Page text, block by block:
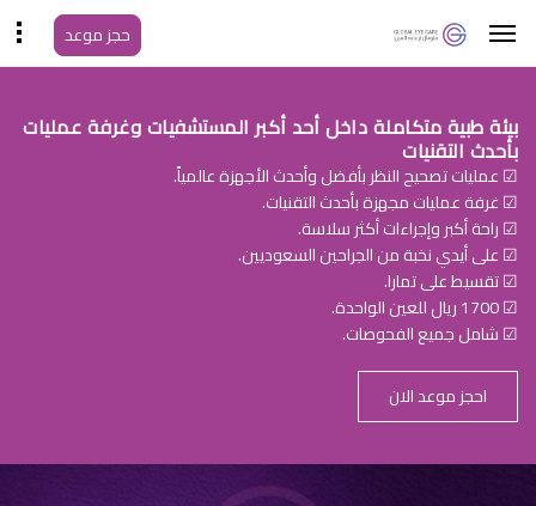
حجز موعد
بيئة طبية متكاملة داخل أحد أكبر المستشفيات وغرفة عمليات
بأحدث التقنيات
☑ عمليات تصحيح النظر بأفضل وأحدث الأجهزة عالمياً.
☑ غرفة عمليات مجهزة بأحدث التقنيات.
☑ راحة أكبر وإجراءات أكثر سلاسة.
☑ على أيدي نخبة من الجراحين السعوديين.
☑ تقسيط على تمارا.
☑ 1700 ريال للعين الواحدة.
☑ شامل جميع الفحوصات.
احجز موعد الان